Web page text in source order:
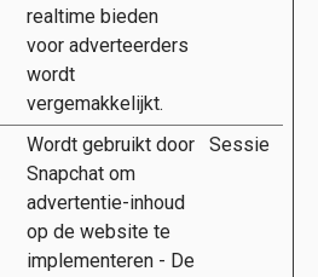
realtime bieden
voor adverteerders
wordt
vergemakkelijkt.
Wordt gebruikt door
Snapchat om
advertentie-inhoud
op de website te
implementeren - De
Sessie